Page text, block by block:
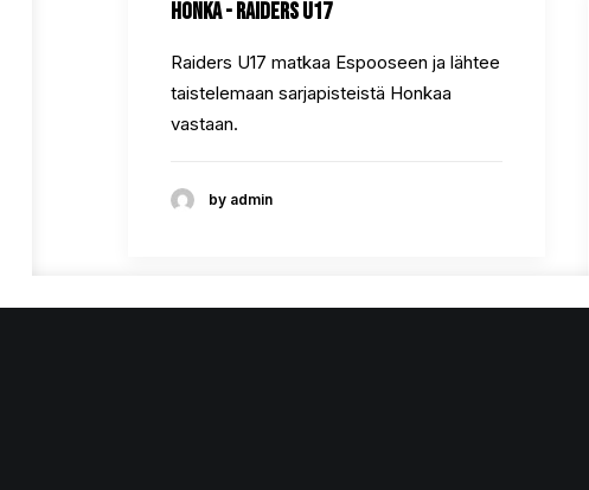
Honka - Raiders U17
Raiders U17 matkaa Espooseen ja lähtee
taistelemaan sarjapisteistä Honkaa
vastaan.
by admin